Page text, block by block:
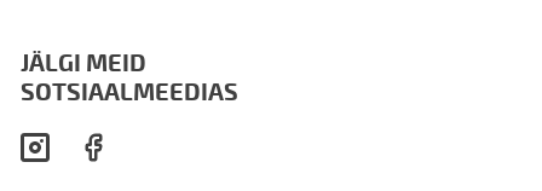
JÄLGI MEID
SOTSIAALMEEDIAS